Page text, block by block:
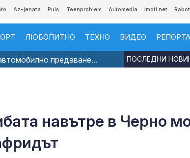
Az-jenata Puls Teenproblem Automedia Imoti.net
ЛЮБОПИТНО ТЕХНО ВИДЕО
предаване... ПОСЛЕДНИ
навътре в Черно